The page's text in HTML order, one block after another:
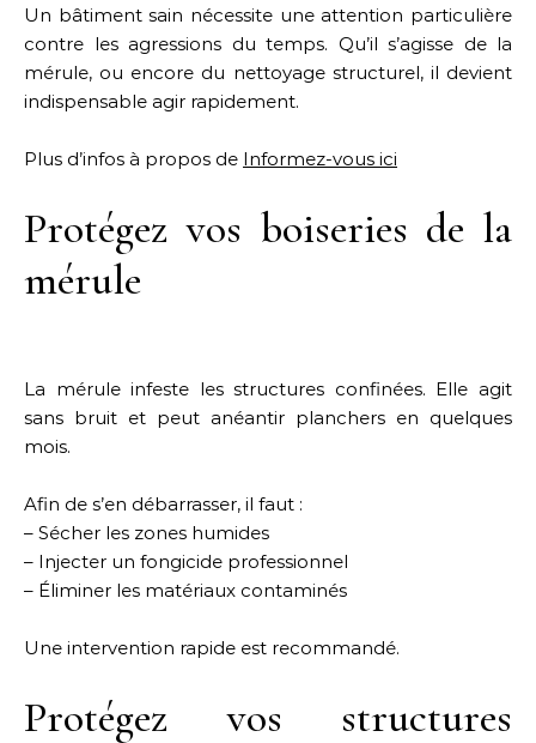
Un bâtiment sain nécessite une attention particulière
contre les agressions du temps. Qu’il s’agisse de la
mérule, ou encore du nettoyage structurel, il devient
indispensable agir rapidement.
Plus d’infos à propos de Informez-vous ici
Protégez vos boiseries de la
mérule
La mérule infeste les structures confinées. Elle agit
sans bruit et peut anéantir planchers en quelques
mois.
Afin de s’en débarrasser, il faut :
– Sécher les zones humides
– Injecter un fongicide professionnel
– Éliminer les matériaux contaminés
Une intervention rapide est recommandé.
Protégez vos structures